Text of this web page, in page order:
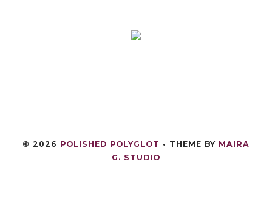
© 2026 POLISHED POLYGLOT • THEME BY MAIRA
G. STUDIO